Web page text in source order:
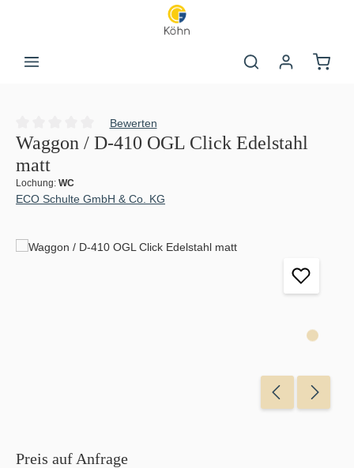
Durchschnittliche Bewertung von 0 von 5 Sternen
Bewerten
Waggon / D-410 OGL Click Edelstahl
matt
Lochung: WC
ECO Schulte GmbH & Co. KG
Bildergalerie überspringen
Preis auf Anfrage